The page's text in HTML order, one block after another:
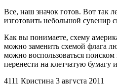
Все, наш значок готов. Вот так
изготовить небольшой сувенир
Как вы понимаете, схему
можно заменить схемой флага
можно воспользоваться
перенести на клетчатую бумагу
4111 Кристина 3 августа 2011